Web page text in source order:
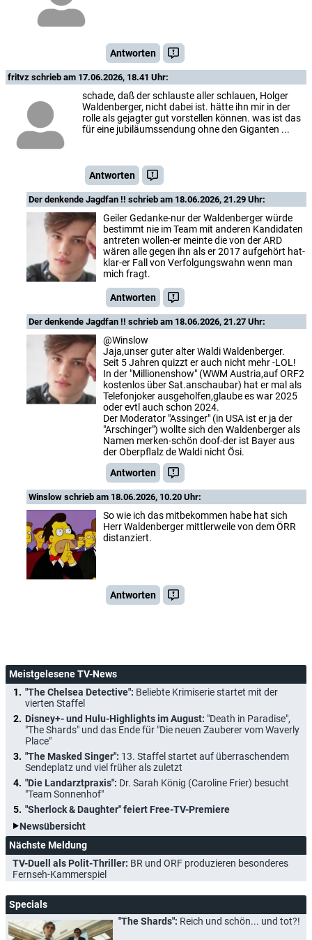
Antworten
fritvz schrieb am 17.06.2026, 18.41 Uhr:
schade, daß der schlauste aller schlauen, Holger
Waldenberger, nicht dabei ist. hätte ihn mir in der
rolle als gejagter gut vorstellen können. was ist das
für eine jubiläumssendung ohne den Giganten ...
Antworten
Der denkende Jagdfan !! schrieb am 18.06.2026, 21.29 Uhr:
Geiler Gedanke-nur der Waldenberger würde
bestimmt nie im Team mit anderen Kandidaten
antreten wollen-er meinte die von der ARD
wären alle gegen ihn als er 2017 aufgehört hat-
klar-er Fall von Verfolgungswahn wenn man
mich fragt.
Antworten
Der denkende Jagdfan !! schrieb am 18.06.2026, 21.27 Uhr:
@Winslow
Jaja,unser guter alter Waldi Waldenberger.
Seit 5 Jahren quizzt er auch nicht mehr -LOL!
In der "Millionenshow" (WWM Austria,auf ORF2
kostenlos über Sat.anschaubar) hat er mal als
Telefonjoker ausgeholfen,glaube es war 2025
oder evtl auch schon 2024.
Der Moderator "Assinger" (in USA ist er ja der
"Arschinger") wollte sich den Waldenberger als
Namen merken-schön doof-der ist Bayer aus
der Oberpflalz de Waldi nicht Ösi.
Antworten
Winslow schrieb am 18.06.2026, 10.20 Uhr:
So wie ich das mitbekommen habe hat sich
Herr Waldenberger mittlerweile von dem ÖRR
distanziert.
Antworten
Meistgelesene TV-News
"The Chelsea Detective": Beliebte Krimiserie startet mit der
vierten Staffel
Disney+- und Hulu-Highlights im August: "Death in Paradise",
"The Shards" und das Ende für "Die neuen Zauberer vom Waverly
Place"
"The Masked Singer": 13. Staffel startet auf überraschendem
Sendeplatz und viel früher als zuletzt
"Die Landarztpraxis": Dr. Sarah König (Caroline Frier) besucht
"Team Sonnenhof"
"Sherlock & Daughter" feiert Free-TV-Premiere
Newsübersicht
Nächste Meldung
TV-Duell als Polit-Thriller: BR und ORF produzieren besonderes
Fernseh-Kammerspiel
Specials
"The Shards": Reich und schön... und tot?!